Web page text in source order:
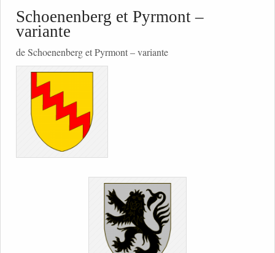
Schoenenberg et Pyrmont –
variante
de Schoenenberg et Pyrmont – variante